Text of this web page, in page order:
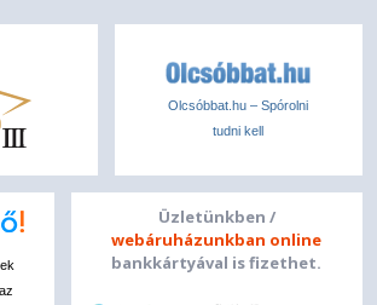
Olcsóbbat.hu – Spórolni
tudni kell
Üzletünkben /
webáruházunkban online
bankkártyával is fizethet.